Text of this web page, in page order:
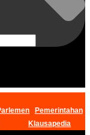
Pemerintahan
Klausapedia